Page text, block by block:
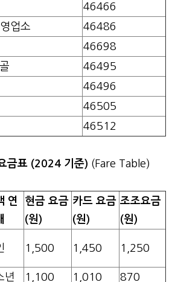
46466
업소
46486
46698
46495
46496
46505
46512
금표 (2024 기준) (Fare Table)
연
현금 요금
(원)
카드 요금
(원)
조조요금
(원)
1,500 1,450 1,250
년 1,100 1,010 870